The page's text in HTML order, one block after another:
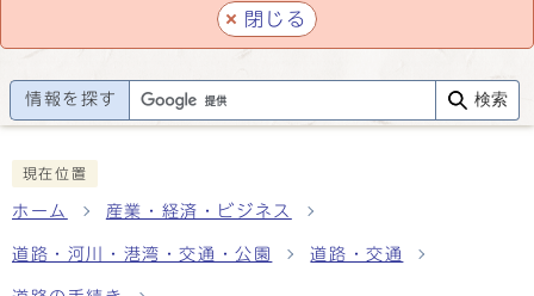
閉じる
情報を探す 検索
現在位置
ホーム 産業・経済・ビジネス
道路・河川・港湾・交通・公園 道路・交通